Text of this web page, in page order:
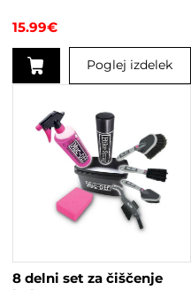
15.99€
Poglej izdelek
8 delni set za čiščenje